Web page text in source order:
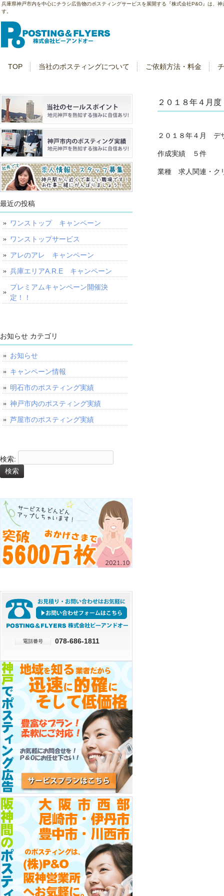
兵庫県神戸市内を中心にチラシ広告物のポスティングサービスを展開する『株式会社P&O』は、
す。
TOP 当社のポスティングについて ご依頼方法・料金
２０１８年４月
２０１８年４月 デ
作成実績 ５件
業種 求人関連・ク
最近の投稿
ワンストップ キャンペーン
ワンストップサービス
アレのアレ キャンペーン
兵庫エリアA.R.E キャンペーン
プレミアムキャンペーン開催決
定！！
お知らせ カテゴリ
お知らせ
キャンペーン情報
明石市のポスティング実績
神戸市内のポスティング実績
芦屋市のポスティング実績
検索:
078-686-1811